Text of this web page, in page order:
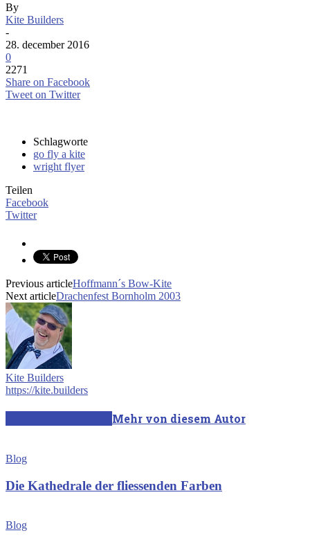
By
Kite Builders
-
28. december 2016
0
2271
Share on Facebook
Tweet on Twitter
Schlagworte
go fly a kite
wright flyer
Teilen
Facebook
Twitter
Previous articleHoffmann´s Bow-Kite
Next articleDrachenfest Bornholm 2003
Kite Builders
https://kite.builders
Mehr von diesem Autor
Blog
Die Kathedrale der fliessenden Farben
Blog